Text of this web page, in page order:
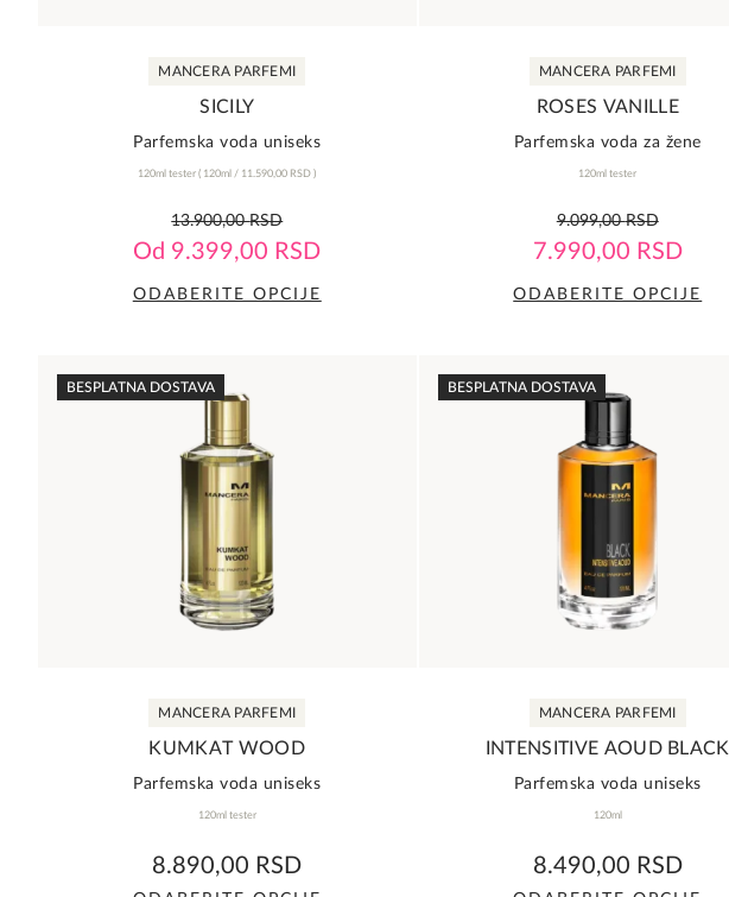
MANCERA PARFEMI
SICILY
Parfemska voda uniseks
120ml tester ( 120ml / 11.590,00 RSD )
rating
13.900,00RSD
Od 9.399,00 RSD
ODABERITE OPCIJE
varijanti.
mogu
izabrane
na
stranici
MANCERA PARFEMI
ROSES VANILLE
Parfemska voda za žene
120ml tester
rating
9.099,00RSD
7.990,00 RSD
ODABERITE OPCIJE
varijanti.
mogu
izabrane
na
stranici
BESPLATNA DOSTAVA
MANCERA PARFEMI
KUMKAT WOOD
Parfemska voda uniseks
120ml tester
rating
8.890,00 RSD
BESPLATNA DOSTAVA
MANCERA PARFEMI
INTENSITIVE AOUD BLACK
Parfemska voda uniseks
120ml
rating
8.490,00 RSD